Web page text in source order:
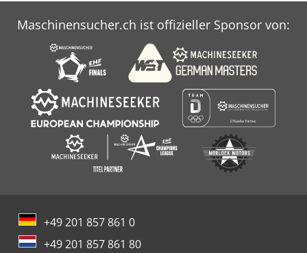
Maschinensucher.ch ist offizieller Sponsor von:
+49 201 857 861 0
+49 201 857 861 80